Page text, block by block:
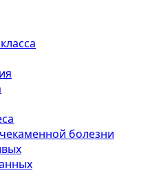
болезни